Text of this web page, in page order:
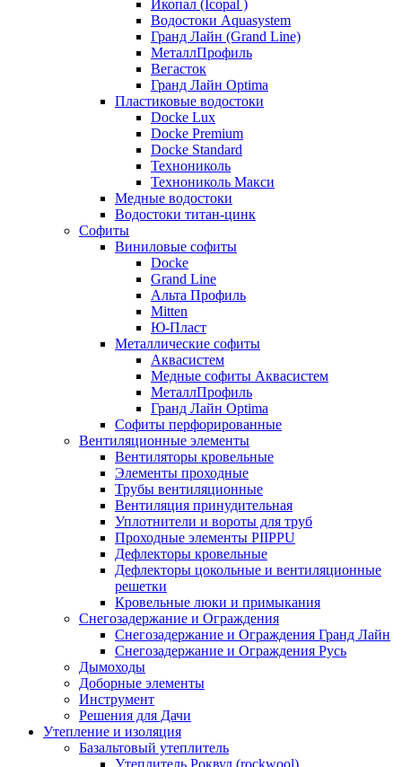
Икопал (Icopal )
Водостоки Aquasystem
Гранд Лайн (Grand Line)
МеталлПрофиль
Вегасток
Гранд Лайн Optima
Пластиковые водостоки
Docke Lux
Docke Premium
Docke Standard
Технониколь
Технониколь Макси
Медные водостоки
Водостоки титан-цинк
Софиты
Виниловые софиты
Docke
Grand Line
Альта Профиль
Mitten
Ю-Пласт
Металлические софиты
Аквасистем
Медные софиты Аквасистем
МеталлПрофиль
Гранд Лайн Optima
Софиты перфорированные
Вентиляционные элементы
Вентиляторы кровельные
Элементы проходные
Трубы вентиляционные
Вентиляция принудительная
Уплотнители и вороты для труб
Проходные элементы PIIPPU
Дефлекторы кровельные
Дефлекторы цокольные и вентиляционные
решетки
Кровельные люки и примыкания
Снегозадержание и Ограждения
Снегозадержание и Ограждения Гранд Лайн
Снегозадержание и Ограждения Русь
Дымоходы
Доборные элементы
Инструмент
Решения для Дачи
Утепление и изоляция
Базальтовый утеплитель
Утеплитель Роквул (rockwool)